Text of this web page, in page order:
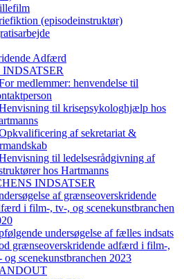
(episodeinstruktør)
Adfærd
medlemmer: henvendelse til
til krisepsykologhjælp hos
af sekretariat &
til ledelsesrådgivning af
hos Hartmanns
INDSATSER
af grænseoverskridende
i film-, tv-, og scenekunstbranchen
undersøgelse af fælles indsats
grænseoverskridende adfærd i film-,
og scenekunstbranchen 2023